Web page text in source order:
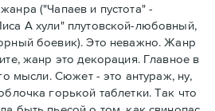
("Чапаев и пустота" -
А хули" плутовской-любовный,
боевик). Это неважно. Жанр
жанр это декорация. Главное в
мысли. Сюжет - это антураж, ну,
горькой таблетки. Так что